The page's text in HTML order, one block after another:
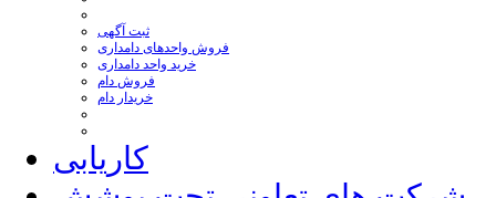
ثبت آگهی
فروش واحدهای دامداری
خرید واحد دامداری
فروش دام
خریدار دام
کاریابی